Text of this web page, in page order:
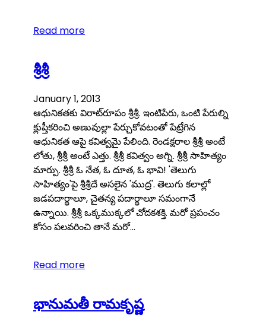
Read more
శ్రీశ్రీ
January 1, 2013
ఆధునికతకు విరాట్‌రూపం శ్రీశ్రీ. ఇంటిపేరు, ఒంటి పేరుల్ని
క్లుప్తీకరించి అణువుల్లా పేర్చుకోవటంతో పేట్రేగిన
ఆధునికత ఆపై కవిత్వమై పేలింది. రెండక్షరాల శ్రీశ్రీ అంటే
లోతు, శ్రీశ్రీ అంటే ఎత్తు. శ్రీశ్రీ కవిత్వం అగ్ని. శ్రీశ్రీ సాహిత్యం
మార్పు. శ్రీశ్రీ ఓ నేత, ఓ దూత, ఓ భావి! 'తెలుగు
సాహిత్యం'పై శ్రీశ్రీదే అసలైన 'ముద్ర'. తెలుగు కలాల్లో
జడపదార్థాలూ, చైతన్య పదార్థాలూ సమంగానే
ఉన్నాయి. శ్రీశ్రీ ఒక్కముక్కలో చోదకశక్తి. మరో ప్రపంచం
కోసం పలవరించి తానే మరో…
Read more
భానుమతీ రామకృష్ణ